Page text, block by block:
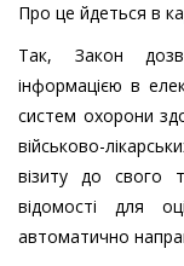
Про це йдеться в
Так, Закон
інформацією в
систем охорони
військово-
візиту до свого
відомості для
автоматично